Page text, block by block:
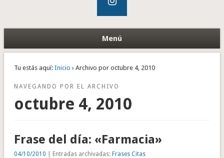
Menú
Tu estás aquí: Inicio › Archivo por octubre 4, 2010
NAVEGANDO POR EL ARCHIVO
octubre 4, 2010
Frase del día: «Farmacia»
04/10/2010 | Entradas archivadas: Frases Citas